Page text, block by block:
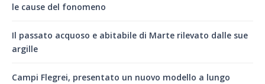
le cause del fonomeno
Il passato acquoso e abitabile di Marte rilevato dalle sue
argille
Campi Flegrei, presentato un nuovo modello a lungo